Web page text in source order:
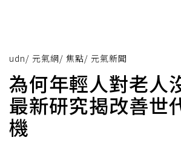
udn/ 元氣網/ 焦點/ 元氣新聞
為何年輕人對老人
最新研究揭改善世
機